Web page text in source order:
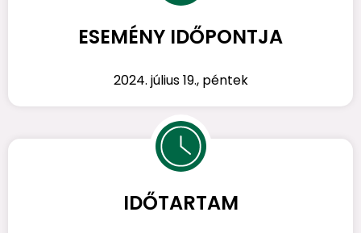
ESEMÉNY IDŐPONTJA
2024. július 19., péntek
IDŐTARTAM